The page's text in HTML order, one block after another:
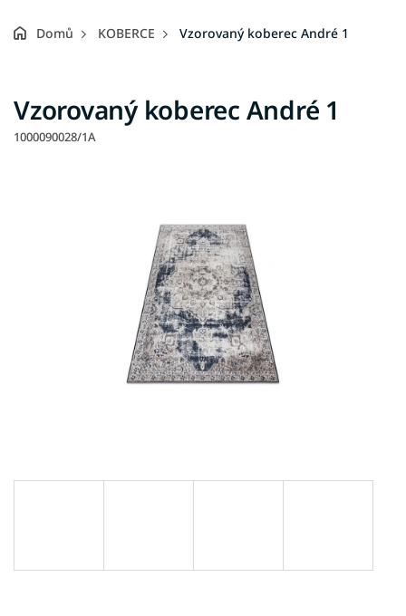
Domů KOBERCE Vzorovaný koberec André 1
Vzorovaný koberec André 1
1000090028/1A